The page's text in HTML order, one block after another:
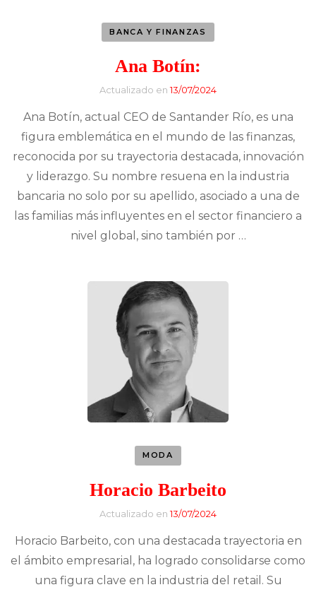
BANCA Y FINANZAS
Ana Botín:
Actualizado en13/07/2024
Ana Botín, actual CEO de Santander Río, es una
figura emblemática en el mundo de las finanzas,
reconocida por su trayectoria destacada, innovación
y liderazgo. Su nombre resuena en la industria
bancaria no solo por su apellido, asociado a una de
las familias más influyentes en el sector financiero a
nivel global, sino también por …
MODA
Horacio Barbeito
Actualizado en13/07/2024
Horacio Barbeito, con una destacada trayectoria en
el ámbito empresarial, ha logrado consolidarse como
una figura clave en la industria del retail. Su